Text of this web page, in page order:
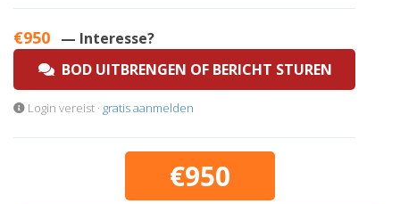
€950 — Interesse?
BOD UITBRENGEN OF BERICHT STUREN
Login vereist · gratis aanmelden
€950